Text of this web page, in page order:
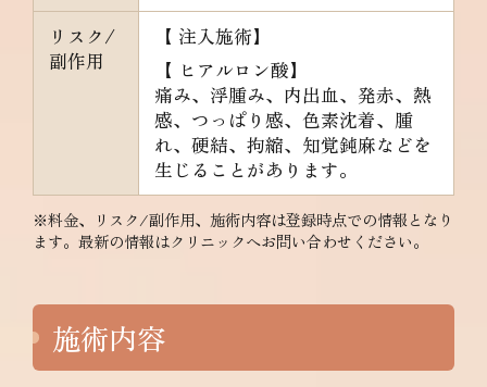
リスク/
副作用
【 注入施術】
【 ヒアルロン酸】
痛み、浮腫み、内出血、発赤、熱
感、つっぱり感、色素沈着、腫
れ、硬結、拘縮、知覚鈍麻などを
生じることがあります。
※料金、リスク/副作用、施術内容は登録時点での情報となり
ます。最新の情報はクリニックへお問い合わせください。
施術内容